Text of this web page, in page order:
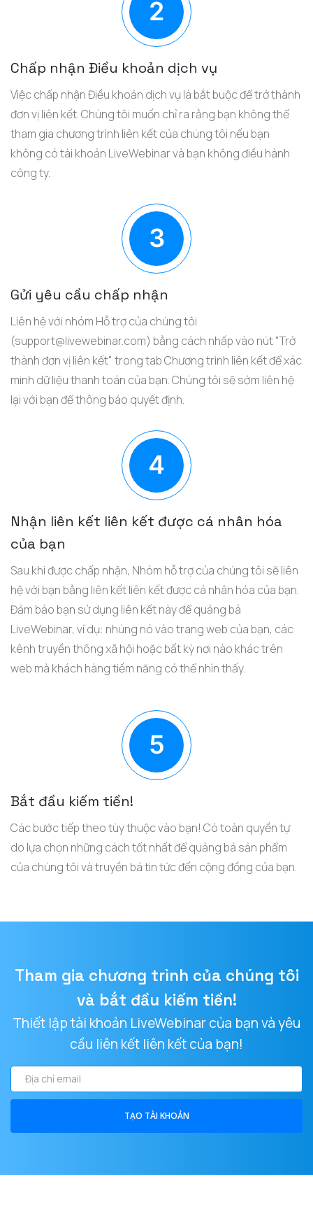
Chấp nhận Điều khoản dịch vụ
Việc chấp nhận Điều khoản dịch vụ là bắt buộc để trở thành
đơn vị liên kết. Chúng tôi muốn chỉ ra rằng bạn không thể
tham gia chương trình liên kết của chúng tôi nếu bạn
không có tài khoản LiveWebinar và bạn không điều hành
công ty.
Gửi yêu cầu chấp nhận
Liên hệ với nhóm Hỗ trợ của chúng tôi
(support@livewebinar.com) bằng cách nhấp vào nút "Trở
thành đơn vị liên kết" trong tab Chương trình liên kết để xác
minh dữ liệu thanh toán của bạn. Chúng tôi sẽ sớm liên hệ
lại với bạn để thông báo quyết định.
Nhận liên kết liên kết được cá nhân hóa
của bạn
Sau khi được chấp nhận, Nhóm hỗ trợ của chúng tôi sẽ liên
hệ với bạn bằng liên kết liên kết được cá nhân hóa của bạn.
Đảm bảo bạn sử dụng liên kết này để quảng bá
LiveWebinar, ví dụ: nhúng nó vào trang web của bạn, các
kênh truyền thông xã hội hoặc bất kỳ nơi nào khác trên
web mà khách hàng tiềm năng có thể nhìn thấy.
Bắt đầu kiếm tiền!
Các bước tiếp theo tùy thuộc vào bạn! Có toàn quyền tự
do lựa chọn những cách tốt nhất để quảng bá sản phẩm
của chúng tôi và truyền bá tin tức đến cộng đồng của bạn.
Tham gia chương trình của chúng tôi
và bắt đầu kiếm tiền!
Thiết lập tài khoản LiveWebinar của bạn và yêu
cầu liên kết liên kết của bạn!
Địa
chỉ
TẠO TÀI KHOẢN